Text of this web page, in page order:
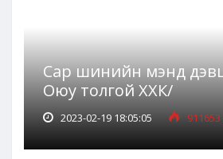
Сар шинийн мэнд
Оюу толгой ХХК/
2023-02-19 18:05:05 911653